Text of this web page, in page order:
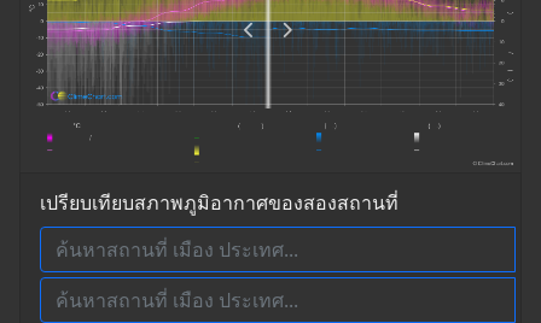
เปรียบเทียบสภาพภูมิอากาศของสองสถานที่